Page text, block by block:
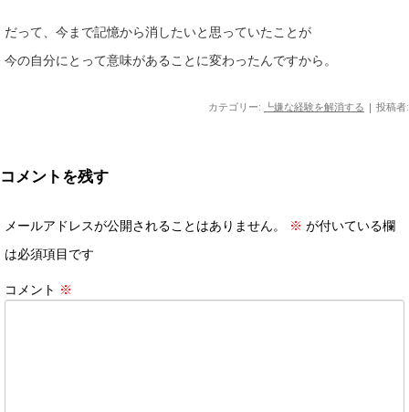
だって、今まで記憶から消したいと思っていたことが
今の自分にとって意味があることに変わったんですから。
カテゴリー: ┗嫌な経験を解消する | 投稿者:
コメントを残す
メールアドレスが公開されることはありません。 ※ が付いている欄
は必須項目です
コメント ※